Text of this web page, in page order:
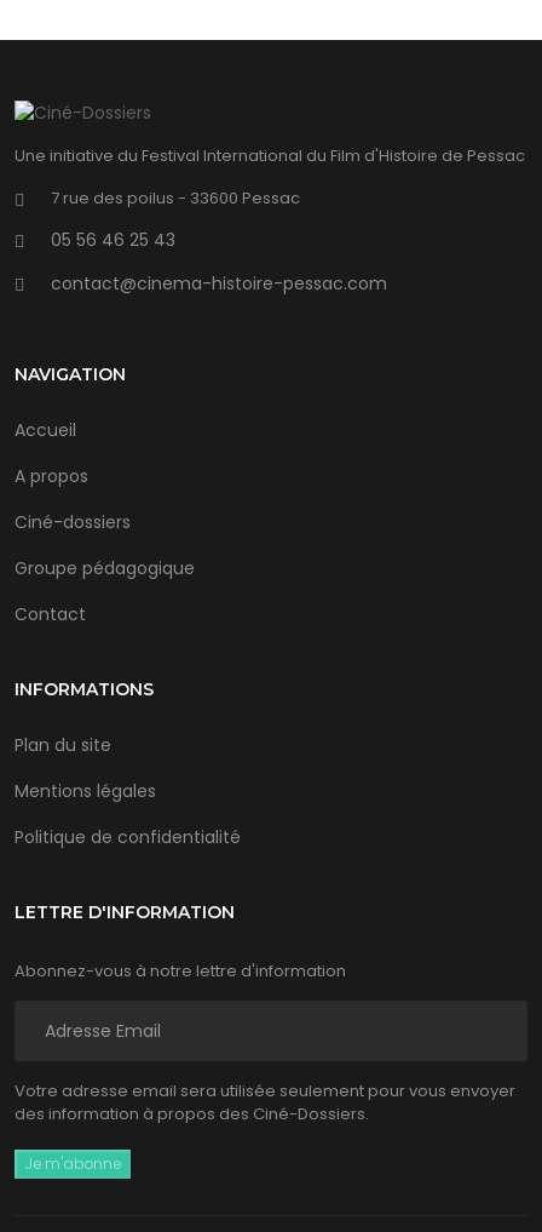
Une initiative du Festival International du Film d'Histoire de Pessac
7 rue des poilus - 33600 Pessac
05 56 46 25 43
contact@cinema-histoire-pessac.com
NAVIGATION
Accueil
A propos
Ciné-dossiers
Groupe pédagogique
Contact
INFORMATIONS
Plan du site
Mentions légales
Politique de confidentialité
LETTRE D'INFORMATION
Abonnez-vous à notre lettre d'information
Votre adresse email sera utilisée seulement pour vous envoyer
des information à propos des Ciné-Dossiers.